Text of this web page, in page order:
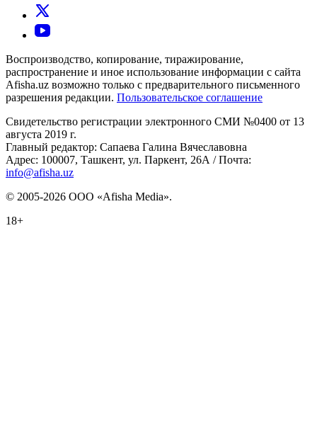
Воспроизводство, копирование, тиражирование,
распространение и иное использование информации с сайта
Afisha.uz возможно только с предварительного письменного
разрешения редакции. Пользовательское соглашение
Свидетельство регистрации электронного СМИ №0400 от 13
августа 2019 г.
Главный редактор: Сапаева Галина Вячеславовна
Адрес: 100007, Ташкент, ул. Паркент, 26А / Почта:
info@afisha.uz
© 2005-2026 ООО «Afisha Media».
18+